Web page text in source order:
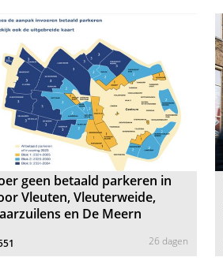
geen betaald parkeren in
Vleuten, Vleuterweide,
en De Meern
26 dagen